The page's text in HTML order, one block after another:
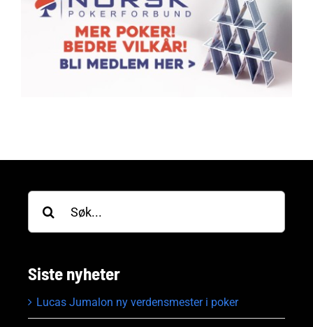
Søk
etter:
Siste nyheter
Lucas Jumalon ny verdensmester i poker